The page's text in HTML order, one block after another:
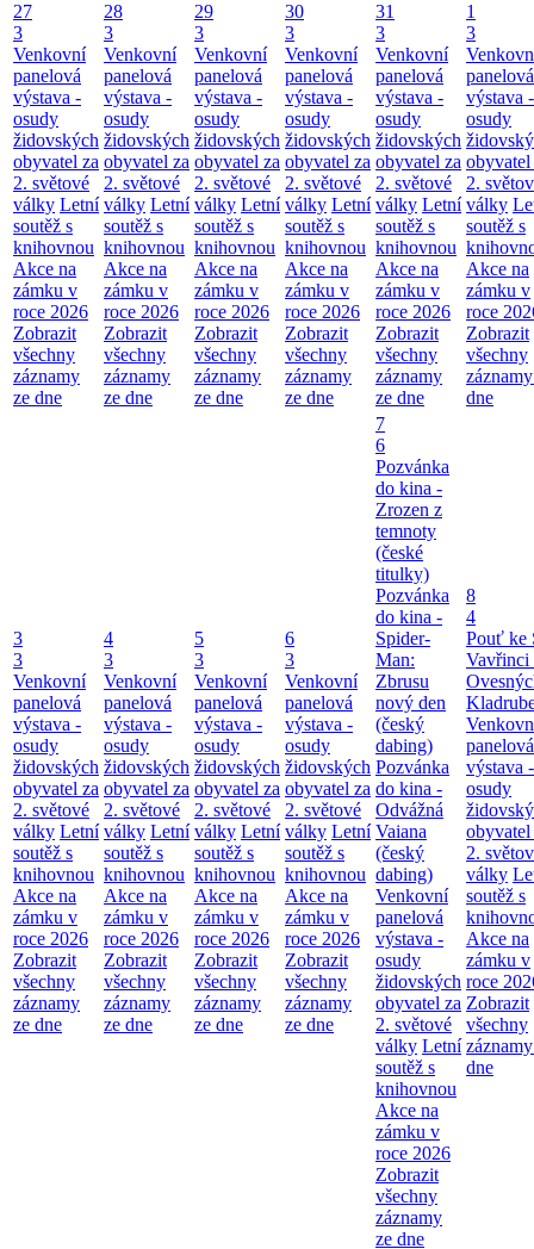
27
3
Venkovní
panelová
výstava -
osudy
židovských
obyvatel za
2. světové
války Letní
soutěž s
knihovnou
Akce na
zámku v
roce 2026
Zobrazit
všechny
záznamy
ze dne
28
3
Venkovní
panelová
výstava -
osudy
židovských
obyvatel za
2. světové
války Letní
soutěž s
knihovnou
Akce na
zámku v
roce 2026
Zobrazit
všechny
záznamy
ze dne
29
3
Venkovní
panelová
výstava -
osudy
židovských
obyvatel za
2. světové
války Letní
soutěž s
knihovnou
Akce na
zámku v
roce 2026
Zobrazit
všechny
záznamy
ze dne
30
3
Venkovní
panelová
výstava -
osudy
židovských
obyvatel za
2. světové
války Letní
soutěž s
knihovnou
Akce na
zámku v
roce 2026
Zobrazit
všechny
záznamy
ze dne
31
3
Venkovní
panelová
výstava -
osudy
židovských
obyvatel za
2. světové
války Letní
soutěž s
knihovnou
Akce na
zámku v
roce 2026
Zobrazit
všechny
záznamy
ze dne
1
3
panelová
výstava -
osudy
obyvatel
2.
války
soutěž s
Akce na
zámku v
roce
Zobrazit
všechny
dne
3
3
Venkovní
panelová
výstava -
osudy
židovských
obyvatel za
2. světové
války Letní
soutěž s
knihovnou
Akce na
zámku v
roce 2026
Zobrazit
všechny
záznamy
ze dne
4
3
Venkovní
panelová
výstava -
osudy
židovských
obyvatel za
2. světové
války Letní
soutěž s
knihovnou
Akce na
zámku v
roce 2026
Zobrazit
všechny
záznamy
ze dne
5
3
Venkovní
panelová
výstava -
osudy
židovských
obyvatel za
2. světové
války Letní
soutěž s
knihovnou
Akce na
zámku v
roce 2026
Zobrazit
všechny
záznamy
ze dne
6
3
Venkovní
panelová
výstava -
osudy
židovských
obyvatel za
2. světové
války Letní
soutěž s
knihovnou
Akce na
zámku v
roce 2026
Zobrazit
všechny
záznamy
ze dne
7
6
Pozvánka
do kina -
Zrozen z
temnoty
(české
titulky)
Pozvánka
do kina -
Spider-
Man:
Zbrusu
nový den
(český
dabing)
Pozvánka
do kina -
Odvážná
Vaiana
(český
dabing)
Venkovní
panelová
výstava -
osudy
židovských
obyvatel za
2. světové
války Letní
soutěž s
knihovnou
Akce na
zámku v
roce 2026
Zobrazit
všechny
záznamy
ze dne
8
4
Pouť ke
Vavřinci
panelová
výstava -
osudy
obyvatel
2.
války
soutěž s
Akce na
zámku v
roce
Zobrazit
všechny
dne